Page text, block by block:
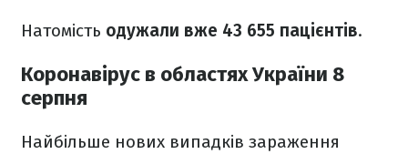
Натомість одужали вже 43 655 пацієнтів.
Коронавірус в областях України 8
серпня
Найбільше нових випадків зараження